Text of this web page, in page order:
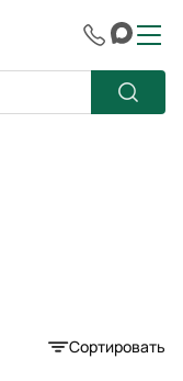
Сортировать